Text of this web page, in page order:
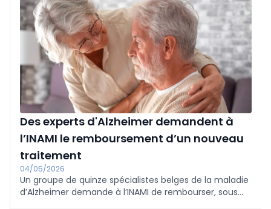
Des experts d'Alzheimer demandent à
l’INAMI le remboursement d’un nouveau
traitement
04/05/2026
Un groupe de quinze spécialistes belges de la maladie
d’Alzheimer demande à l’INAMI de rembourser, sous